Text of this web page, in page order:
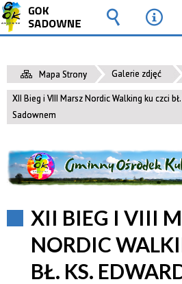
Mapa Strony Galerie zdjęć
XII Bieg i VIII Marsz Nordic Walking ku czci
Sadownem
XII BIEG I VIII
NORDIC
BŁ. KS.